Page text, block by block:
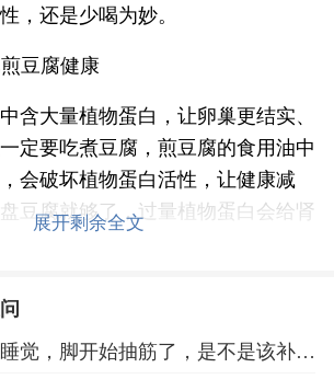
，还是少喝为妙。
豆腐健康
大量植物蛋白，让卵巢更结实、
定要吃煮豆腐，煎豆腐的食用油中
会破坏植物蛋白活性，让健康减
豆腐就够了，过量植物蛋白会给肾
避孕
每做一次人工流产，卵子质行满
展开剩余全文
觉，脚开始抽筋了，是不是该补钙